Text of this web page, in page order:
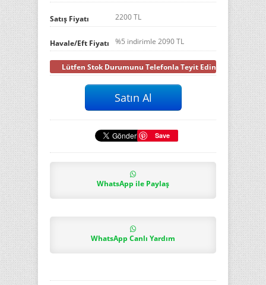
Satış Fiyatı 2200 TL
Havale/Eft Fiyatı %5 indirimle 2090TL
Lütfen Stok Durumunu Telefonla Teyit Ediniz
Save
WhatsApp ile Paylaş
WhatsApp Canlı Yardım